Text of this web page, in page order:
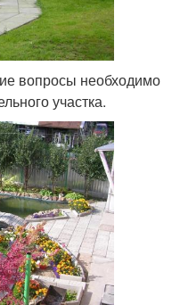
вопросы необходимо
участка.